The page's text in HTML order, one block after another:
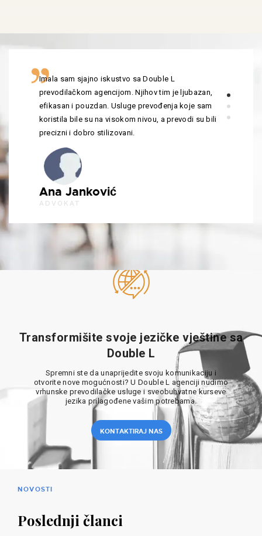
Imala sam sjajno iskustvo sa Double L
prevodilačkom agencijom. Njihov tim je ljubazan,
efikasan i pouzdan. Usluge prevođenja koje sam
koristila bile su na visokom nivou, a prevodi su bili
precizni i dobro stilizovani.
Ana Janković
ADVOKAT
Transformišite svoje jezičke vještine sa
Double L
Spremni ste da unaprijedite svoju komunikaciju i
otvorite nove mogućnosti? U Double L agenciji nudimo
vrhunske prevodilačke usluge i sveobuhvatne kurseve
jezika prilagođene vašim potrebama.
KONTAKTIRAJ NAS
NOVOSTI
Poslednji članci